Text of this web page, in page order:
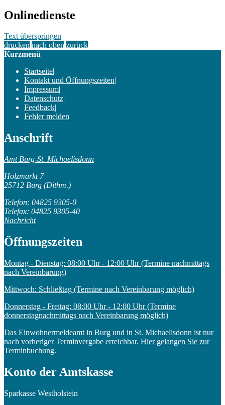
Onlinedienste
Text überspringen
drucken nach oben zurück
Kurzmenü
Startseite|
Kontakt und Öffnungszeiten|
Impressum|
Datenschutz|
Feedback|
Fehler melden
Anschrift
Amt Burg-St. Michaelisdonn
Holzmarkt 7
25712 Burg (Dithm.)
Telefon: 04825 9305-0
Telefax: 04825 9305-40
Nachricht
Öffnungszeiten
Montag - Dienstag: 08:00 Uhr - 12:00 Uhr (Termine nachmittags
nach Vereinbarung)
Mittwoch: Schließtag (Termine nach Vereinbarung möglich)
Donnerstag - Freitag: 08:00 Uhr - 12:00 Uhr (Termine
donnerstagnachmittags nach Vereinbarung möglich)
Das Einwohnermeldeamt in Burg und in St. Michaelisdonn ist nur
nach vorheriger Terminvergabe erreichbar. Hier gelangen Sie zur
Terminbuchung.
Konto der Amtskasse
Sparkasse Westholstein